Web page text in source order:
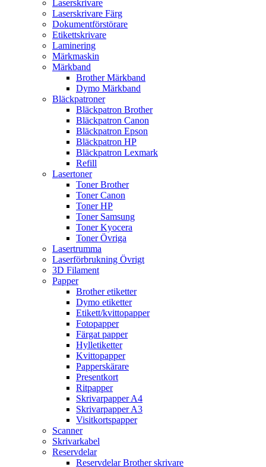
Laserskrivare
Laserskrivare Färg
Dokumentförstörare
Etikettskrivare
Laminering
Märkmaskin
Märkband
Brother Märkband
Dymo Märkband
Bläckpatroner
Bläckpatron Brother
Bläckpatron Canon
Bläckpatron Epson
Bläckpatron HP
Bläckpatron Lexmark
Refill
Lasertoner
Toner Brother
Toner Canon
Toner HP
Toner Samsung
Toner Kyocera
Toner Övriga
Lasertrumma
Laserförbrukning Övrigt
3D Filament
Papper
Brother etiketter
Dymo etiketter
Etikett/kvittopapper
Fotopapper
Färgat papper
Hylletiketter
Kvittopapper
Papperskärare
Presentkort
Ritpapper
Skrivarpapper A4
Skrivarpapper A3
Visitkortspapper
Scanner
Skrivarkabel
Reservdelar
Reservdelar Brother skrivare